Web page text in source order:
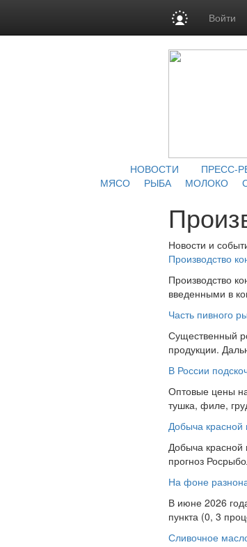
Войти
НОВОСТИ ПРЕСС-
МЯСО
РЫБА МОЛОКО
Новости и
Производство
Производство
введенными в
Часть пивного
Существенный
продукции.
В России
Оптовые цены
тушка, филе,
Добыча красной
Добыча красной
прогноз
На фоне
В июне 2026
пункта (0, 3
Сливочное